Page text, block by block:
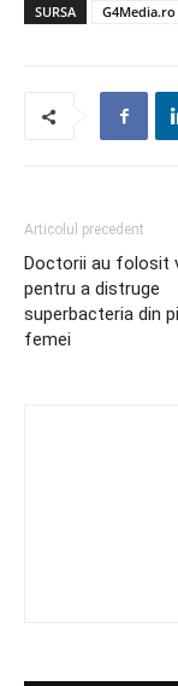
SURSA G4Media.ro
Articolul precedent
Doctorii au folosit
pentru a distruge
superbacteria din
femei